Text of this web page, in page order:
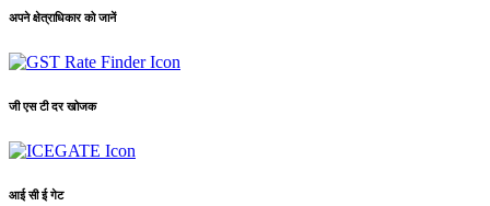
अपने क्षेत्राधिकार को जानें
जी एस टी दर खोजक
आई सी ई गेट